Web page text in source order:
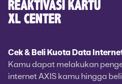
REAKTIVASI KARTU
XL CENTER
Cek & Beli Kuota Data
Kamu dapat melakukan
internet AXIS kamu hingga